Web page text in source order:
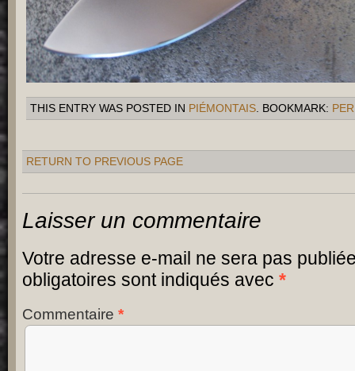
THIS ENTRY WAS POSTED IN PIÉMONTAIS. BOOKMARK:
RETURN TO PREVIOUS PAGE
Laisser un commentaire
Votre adresse e-mail ne sera pas
obligatoires sont indiqués avec *
Commentaire *